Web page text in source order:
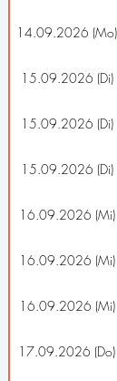
14.09.2026 (Mo)
15.09.2026 (Di)
15.09.2026 (Di)
15.09.2026 (Di)
16.09.2026 (Mi)
16.09.2026 (Mi)
16.09.2026 (Mi)
17.09.2026 (Do)